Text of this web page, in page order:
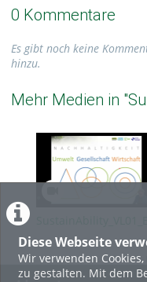
Diese Webseite
Wir verwenden
zu gestalten. Mit dem
0 Kommentare
Es gibt noch keine
hinzu.
Mehr Medien in
in den
Klimawandel_SoSe26